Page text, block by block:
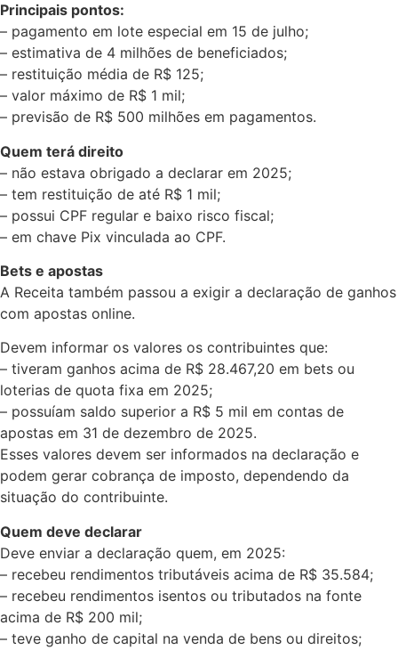
Principais pontos:
– pagamento em lote especial em 15 de julho;
– estimativa de 4 milhões de beneficiados;
– restituição média de R$ 125;
– valor máximo de R$ 1 mil;
– previsão de R$ 500 milhões em pagamentos.
Quem terá direito
– não estava obrigado a declarar em 2025;
– tem restituição de até R$ 1 mil;
– possui CPF regular e baixo risco fiscal;
– em chave Pix vinculada ao CPF.
Bets e apostas
A Receita também passou a exigir a declaração de ganhos
com apostas online.
Devem informar os valores os contribuintes que:
– tiveram ganhos acima de R$ 28.467,20 em bets ou
loterias de quota fixa em 2025;
– possuíam saldo superior a R$ 5 mil em contas de
apostas em 31 de dezembro de 2025.
Esses valores devem ser informados na declaração e
podem gerar cobrança de imposto, dependendo da
situação do contribuinte.
Quem deve declarar
Deve enviar a declaração quem, em 2025:
– recebeu rendimentos tributáveis acima de R$ 35.584;
– recebeu rendimentos isentos ou tributados na fonte
acima de R$ 200 mil;
– teve ganho de capital na venda de bens ou direitos;